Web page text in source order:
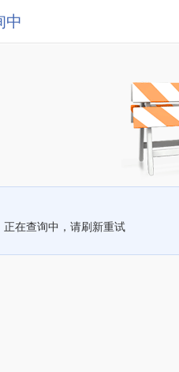
中
正在查询中，请刷新重试